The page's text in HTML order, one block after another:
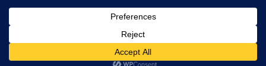
IMPRESSUM